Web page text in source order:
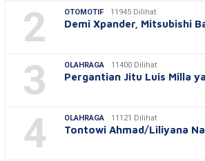
2 OTOMOTIF 11945 Dilihat
Demi Xpander, Mitsubishi
3 OLAHRAGA 11400 Dilihat
Pergantian Jitu Luis Milla
4 OLAHRAGA 11121 Dilihat
Tontowi Ahmad/Liliyana